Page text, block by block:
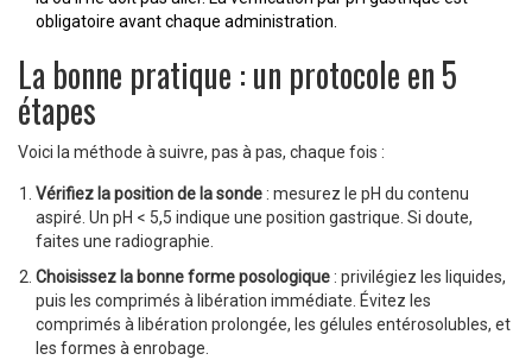
obligatoire avant chaque administration.
La bonne pratique : un protocole en 5
étapes
Voici la méthode à suivre, pas à pas, chaque fois :
Vérifiez la position de la sonde : mesurez le pH du contenu
aspiré. Un pH < 5,5 indique une position gastrique. Si doute,
faites une radiographie.
Choisissez la bonne forme posologique : privilégiez les liquides,
puis les comprimés à libération immédiate. Évitez les
comprimés à libération prolongée, les gélules entérosolubles, et
les formes à enrobage.